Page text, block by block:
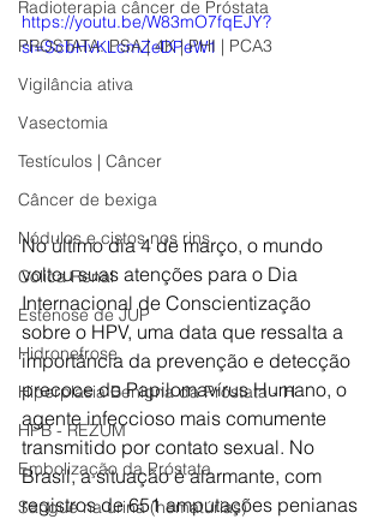
Radioterapia câncer de Próstata
PROSTATA: PSA | 4K | PHI | PCA3
Vigilância ativa
Vasectomia
Testículos | Câncer
Câncer de bexiga
Nódulos e cistos nos rins
Cólica Renal
Estenose de JUP
Hidronefrose
Hiperplasia Benigna da Próstata - H
HPB - REZUM
Embolização da Próstata
Sangue na urina (hematúrias)
https://youtu.be/W83mO7fqEJY?
si=ScbHvKLcmZeDPeW1
No último dia 4 de março, o mundo
voltou suas atenções para o Dia
Internacional de Conscientização
sobre o HPV, uma data que ressalta a
importância da prevenção e detecção
precoce do Papilomavírus Humano, o
agente infeccioso mais comumente
transmitido por contato sexual. No
Brasil, a situação é alarmante, com
registros de 651 amputações penianas